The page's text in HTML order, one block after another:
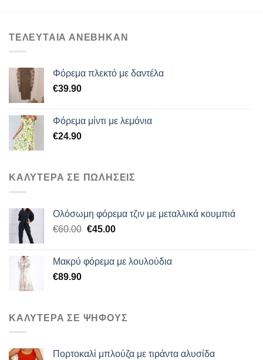
ΤΕΛΕΥΤΑΙΑ ΑΝΕΒΗΚΑΝ
Φόρεμα πλεκτό με δαντέλα
€39.90
Φόρεμα μίντι με λεμόνια
€24.90
ΚΑΛΥΤΕΡΑ ΣΕ ΠΩΛΗΣΕΙΣ
Ολόσωμη φόρεμα τζιν με μεταλλικά κουμπιά
€60.00 Original
€60.00.
€45.00Η
είναι:
Μακρύ φόρεμα με λουλούδια
€89.90
ΚΑΛΥΤΕΡΑ ΣΕ ΨΗΦΟΥΣ
Πορτοκαλί μπλούζα με τιράντα αλυσίδα